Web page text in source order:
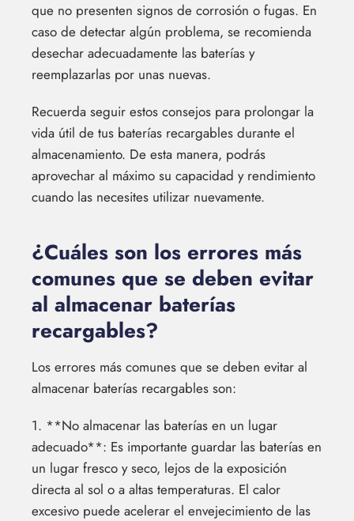
que no presenten signos de corrosión o fugas. En
caso de detectar algún problema, se recomienda
desechar adecuadamente las baterías y
reemplazarlas por unas nuevas.
Recuerda seguir estos consejos para prolongar la
vida útil de tus baterías recargables durante el
almacenamiento. De esta manera, podrás
aprovechar al máximo su capacidad y rendimiento
cuando las necesites utilizar nuevamente.
¿Cuáles son los errores más
comunes que se deben evitar
al almacenar baterías
recargables?
Los errores más comunes que se deben evitar al
almacenar baterías recargables son:
1. **No almacenar las baterías en un lugar
adecuado**: Es importante guardar las baterías en
un lugar fresco y seco, lejos de la exposición
directa al sol o a altas temperaturas. El calor
excesivo puede acelerar el envejecimiento de las